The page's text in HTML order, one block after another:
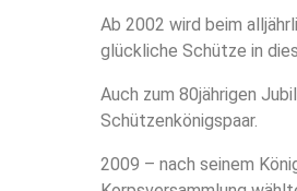
Ab 2002 wird beim
glückliche Schütze in
Auch zum 80jährigen
Schützenkönigspaar.
2009 – nach seinem